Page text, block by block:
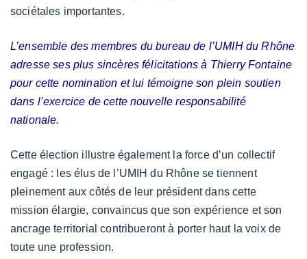
sociétales importantes.
L’ensemble des membres du bureau de l’UMIH du Rhône
adresse ses plus sincères félicitations à Thierry Fontaine
pour cette nomination et lui témoigne son plein soutien
dans l’exercice de cette nouvelle responsabilité
nationale.
Cette élection illustre également la force d’un collectif
engagé : les élus de l’UMIH du Rhône se tiennent
pleinement aux côtés de leur président dans cette
mission élargie, convaincus que son expérience et son
ancrage territorial contribueront à porter haut la voix de
toute une profession.